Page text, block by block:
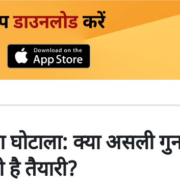
डाउनलोडकरें
घोटाला: क्या असली
है तैयारी?